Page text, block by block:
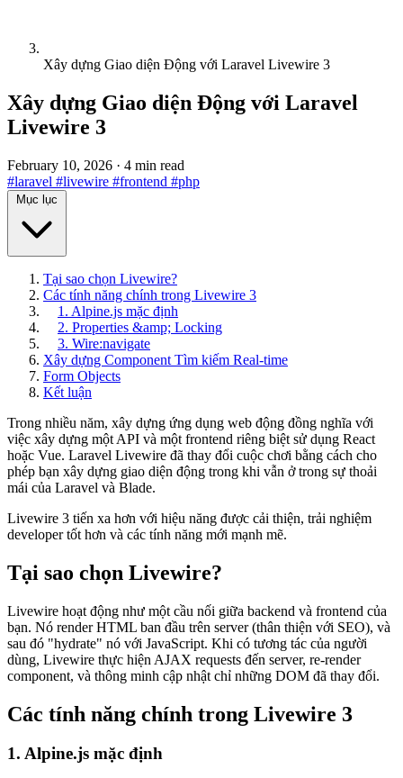
Xây dựng Giao diện Động với Laravel Livewire 3
Xây dựng Giao diện Động với Laravel
Livewire 3
February 10, 2026 · 4 min read
#laravel #livewire #frontend #php
Mục lục
Tại sao chọn Livewire?
Các tính năng chính trong Livewire 3
1. Alpine.js mặc định
2. Properties &amp; Locking
3. Wire:navigate
Xây dựng Component Tìm kiếm Real-time
Form Objects
Kết luận
Trong nhiều năm, xây dựng ứng dụng web động đồng nghĩa với
việc xây dựng một API và một frontend riêng biệt sử dụng React
hoặc Vue. Laravel Livewire đã thay đổi cuộc chơi bằng cách cho
phép bạn xây dựng giao diện động trong khi vẫn ở trong sự thoải
mái của Laravel và Blade.
Livewire 3 tiến xa hơn với hiệu năng được cải thiện, trải nghiệm
developer tốt hơn và các tính năng mới mạnh mẽ.
Tại sao chọn Livewire?
Livewire hoạt động như một cầu nối giữa backend và frontend của
bạn. Nó render HTML ban đầu trên server (thân thiện với SEO), và
sau đó "hydrate" nó với JavaScript. Khi có tương tác của người
dùng, Livewire thực hiện AJAX requests đến server, re-render
component, và thông minh cập nhật chỉ những DOM đã thay đổi.
Các tính năng chính trong Livewire 3
1. Alpine.js mặc định